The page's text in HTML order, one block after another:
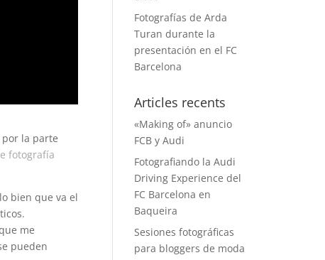
la parte
fotografía
bien que va el
me
pueden
Fotografías de Arda
Turan durante la
presentación en el FC
Barcelona
Articles recents
«Making of» anuncio
FCB y Audi
Fotografiando la Audi
Driving Experience del
FC Barcelona en
Baqueira
Sesiones fotográficas
para bloggers de moda